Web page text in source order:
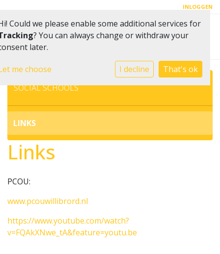
INLOGGEN
Toggle
SOCIAL SCHOOLS
LINKS
Links
PCOU:
www.pcouwillibrord.nl
https://www.youtube.com/watch?
v=FQAkXNwe_tA&feature=youtu.be
Could we please enable some additional services for
? You can always change or withdraw your
later.
me choose I decline That's ok